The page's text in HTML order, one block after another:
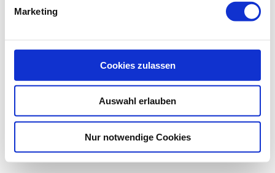
Marketing
Cookies zulassen
Auswahl erlauben
Nur notwendige Cookies